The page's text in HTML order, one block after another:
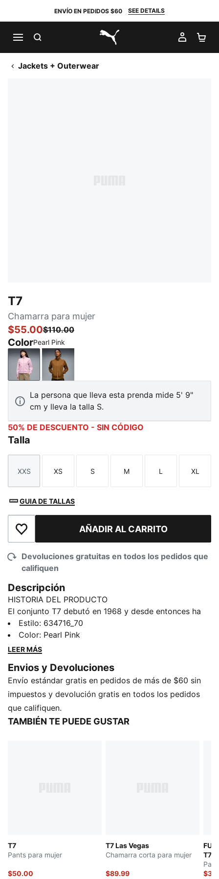
ENVÍO EN PEDIDOS $60 SEE DETAILS
PUMA.com
MI
Jackets + Outerwear
T7
Chamarra para mujer
$55.00$110.00
ColorPearl Pink
Pearl Pink Authentic Gold
La persona que lleva esta prenda mide 5' 9"
cm y lleva la talla S.
50% DE DESCUENTO - SIN CÓDIGO
Talla
Talla
XXS
Talla
XS
Talla
S
Talla
M
Talla
L
Talla
XL
GUIA DE TALLAS
Añadir a la lista de deseosAÑADIR AL CARRITO
Devoluciones gratuitas en todos los pedidos que
califiquen
Descripción
HISTORIA DEL PRODUCTO
El conjunto T7 debutó en 1968 y desde entonces ha
cambiado las reglas del juego. Con sus característicos
paneles laterales, sus líneas limpias y el inconfundible
ADN de PUMA, el T7 se ha convertido en un icono.
paleta de colores atrevida, una gama de cortes
holgados y cortos, y un logotipo PUMA Cat oversized
para darle un toque extra de actitud. Esta chamarra
muestra detalles T7 clásicos.
DETALLES
Estilo: 634716_70
Color: Pearl Pink
LEER MÁS
Envios y Devoluciones
Envío estándar gratis en pedidos de más de $60 sin
impuestos y devolución gratis en todos los pedidos
que califiquen.
TAMBIÉN TE PUEDE GUSTAR
T7
Pants para mujer
$50.00
T7 Las Vegas
Chamarra corta para mujer
$89.99
T7